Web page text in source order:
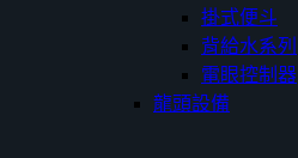
掛式便斗
背給水系列
電眼控制器
龍頭設備